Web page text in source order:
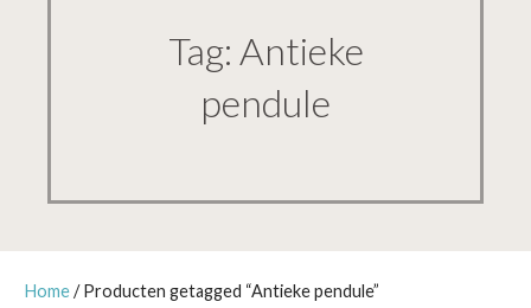
Tag: Antieke
pendule
Home/ Producten getagged “Antieke pendule”